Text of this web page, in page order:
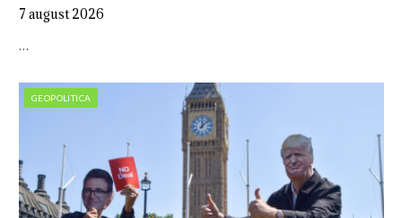
7 august 2026
…
GEOPOLITICA